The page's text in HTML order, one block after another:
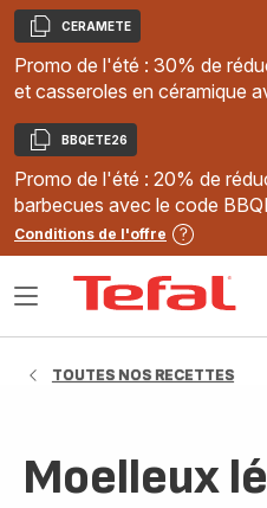
Copier
CERAMETE
Promo de l'été : 30% de
et casseroles en céramique
Copier
BBQETE26
Promo de l'été : 20% de
barbecues avec le code
Conditions de l'offre
Ouvrir
TOUTES NOS RECETTES
Moelleux